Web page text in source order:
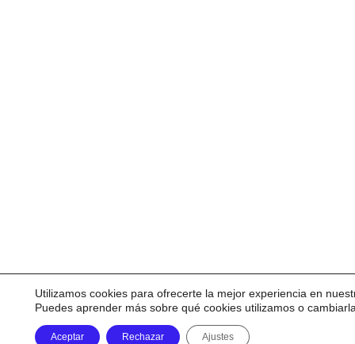
Utilizamos cookies para ofrecerte la mejor experiencia en
Puedes aprender más sobre qué cookies utilizamos o
Aceptar Rechazar Ajustes